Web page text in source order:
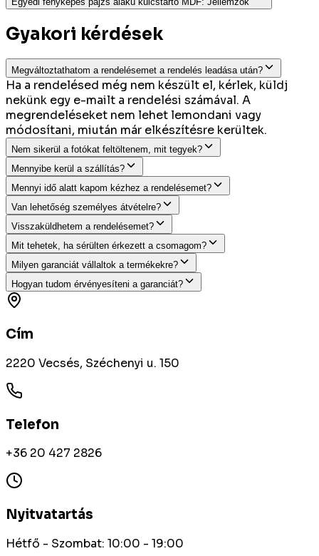
Gyakori kérdések
Megváltoztathatom a rendelésemet a rendelés leadása után?
Ha a rendelésed még nem készült el, kérlek, küldj
nekünk egy e-mailt a rendelési számával. A
megrendeléseket nem lehet lemondani vagy
módosítani, miután már elkészítésre kerültek.
Nem sikerül a fotókat feltöltenem, mit tegyek?
Mennyibe kerül a szállítás?
Mennyi idő alatt kapom kézhez a rendelésemet?
Van lehetőség személyes átvételre?
Visszaküldhetem a rendelésemet?
Mit tehetek, ha sérülten érkezett a csomagom?
Milyen garanciát vállaltok a termékekre?
Hogyan tudom érvényesíteni a garanciát?
Cím
2220 Vecsés, Széchenyi u. 150
Telefon
+36 20 427 2826
Nyitvatartás
Hétfő - Szombat: 10:00 - 19:00